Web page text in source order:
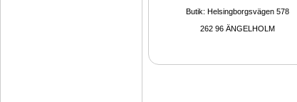
Butik: Helsingborgsvägen 578
262 96 ÄNGELHOLM